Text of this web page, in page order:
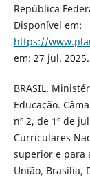
República
Disponível em:
https://
em: 27 jul. 2025.
BRASIL.
Educação.
nº 2, de 1º de
Curriculares
superior e para
União, Brasília,